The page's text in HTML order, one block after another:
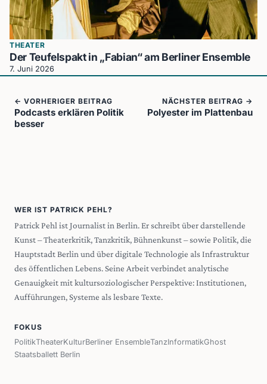
THEATER
Der Teufelspakt in „Fabian“ am Berliner Ensemble
7. Juni 2026
← VORHERIGER BEITRAG
Podcasts erklären Politik
besser
NÄCHSTER BEITRAG →
Polyester im Plattenbau
WER IST PATRICK PEHL?
Patrick Pehl ist Journalist in Berlin. Er schreibt über darstellende
Kunst – Theaterkritik, Tanzkritik, Bühnenkunst – sowie Politik, die
Hauptstadt Berlin und über digitale Technologie als Infrastruktur
des öffentlichen Lebens. Seine Arbeit verbindet analytische
Genauigkeit mit kultursoziologischer Perspektive: Institutionen,
Aufführungen, Systeme als lesbare Texte.
FOKUS
PolitikTheaterKulturBerliner EnsembleTanzInformatikGhost
Staatsballett Berlin